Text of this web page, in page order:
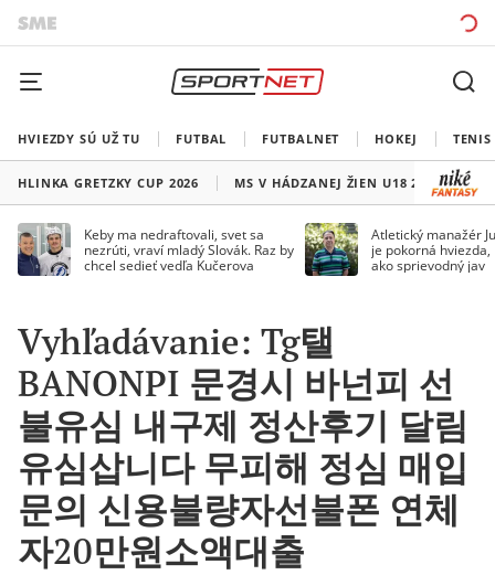
HVIEZDY SÚ UŽ TU FUTBAL FUTBALNET HOKEJ TENIS
HLINKA GRETZKY CUP 2026 MS V HÁDZANEJ ŽIEN U18 2026
Keby ma nedraftovali, svet sa
nezrúti, vraví mladý Slovák. Raz by
chcel sedieť vedľa Kučerova
Atletický manažér
je pokorná
ako sprievodný jav
Vyhľadávanie: Tg탤
BANONPI 문경시 바넌피 선
불유심 내구제 정산후기 달림
유심삽니다 무피해 정심 매입
문의 신용불량자선불폰 연체
자20만원소액대출